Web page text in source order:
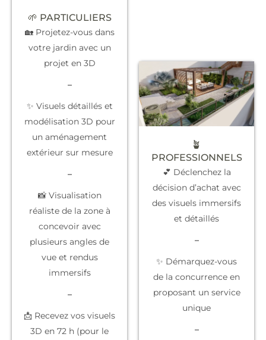
🌱 PARTICULIERS
🏡 Projetez-vous dans
votre jardin avec un
projet en 3D
–
✨ Visuels détaillés et
modélisation 3D pour
un aménagement
extérieur sur mesure
–
📸 Visualisation
réaliste de la zone à
concevoir avec
plusieurs angles de
vue et rendus
immersifs
–
📩 Recevez vos visuels
3D en 72 h (pour le
🪴
PROFESSIONNELS
💕 Déclenchez la
décision d’achat avec
des visuels immersifs
et détaillés
–
✨ Démarquez-vous
de la concurrence en
proposant un service
unique
–